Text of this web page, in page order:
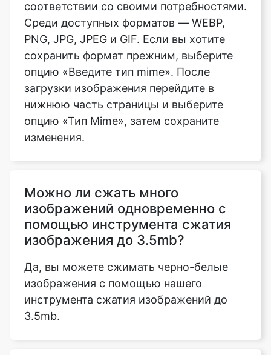
сохранить формат прежним, выберите
опцию «Введите тип mime». После
загрузки изображения перейдите в
нижнюю часть страницы и выберите
опцию «Тип Mime», затем сохраните
изменения.
Можно ли сжать много
изображения до 3.5mb?
Да, вы можете сжимать черно-белые
изображения с помощью нашего
инструмента сжатия изображений до
3.5mb.
Поддерживает ли инструмент